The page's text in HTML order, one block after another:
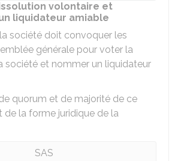
volontaire et
liquidateur amiable
société doit convoquer les
générale pour voter la
société et nommer un liquidateur
quorum et de majorité de ce
la forme juridique de la
SAS